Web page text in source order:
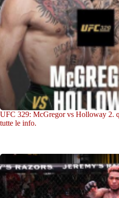
UFC 329: McGregor vs Holloway 2.
tutte le info.